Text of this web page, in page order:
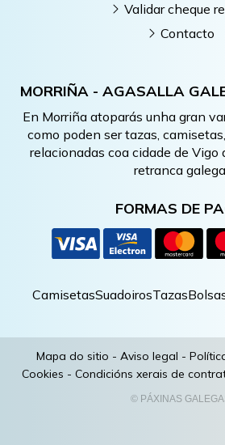
MORRIÑA - AGASALLA
En Morriña atoparás unha gran
como poden ser tazas,
relacionadas coa cidade de
retranca
FORMAS DE
Validar cheque
Contacto
CamisetasSuadoirosTazas
Mapa do sitio - Aviso legal -
Cookies - Condicións xerais de
© PÁXINAS